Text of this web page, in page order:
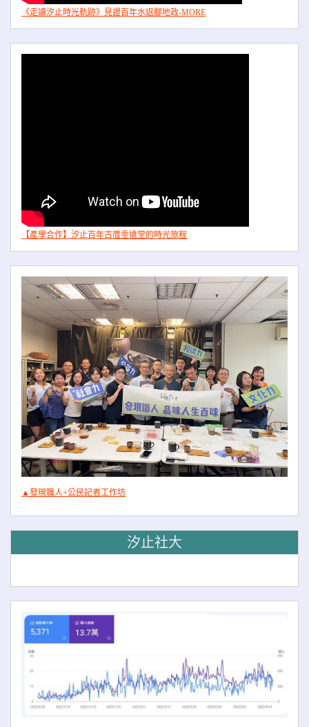
《走讀汐止時光軌跡》見證百年水返腳地政-MORE
【產學合作】汐止百年古厝垂遠堂的時光旅程
▲發現職人+公民記者工作坊
汐止社大